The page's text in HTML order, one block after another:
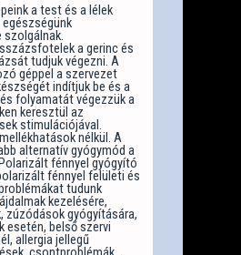
a test és a lélek
a gerinc és
tudjuk végezni. A
géppel a szervezet
indítjuk be és a
folyamatát végezzük a
keresztül az
stimulációjával.
nélkül. A
alternatív gyógymód a
fénnyel gyógyító
fénnyel felületi és
tudunk
kezelésére,
zúzódások gyógyítására,
esetén, belső szervi
allergia jellegű